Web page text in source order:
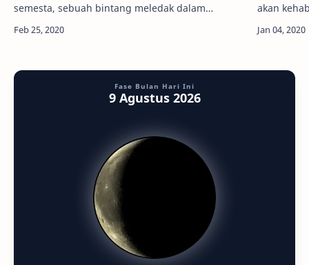
semesta, sebuah bintang meledak dalam
tetap bersinar. Bila terjadi ledakan bintang d…
akan
menjadi
Fase Bulan Hari Ini
9 Agustus 2026